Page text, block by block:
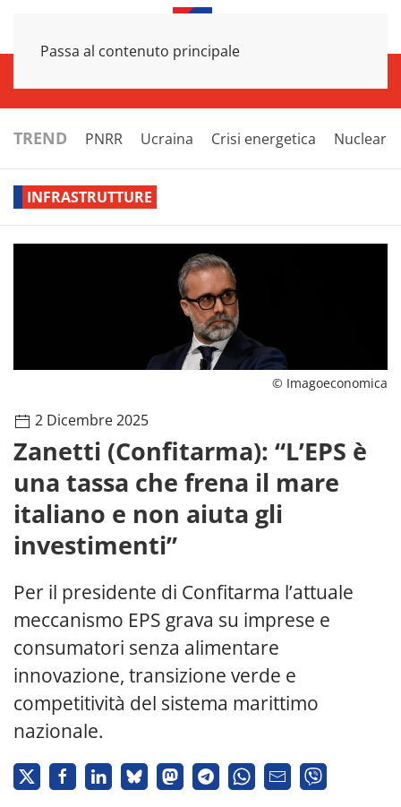
Passa al contenuto principale
TREND PNRR Ucraina Crisi energetica Nucleare
INFRASTRUTTURE
© Imagoeconomica
2 Dicembre 2025
Zanetti (Confitarma): “L’EPS è
una tassa che frena il mare
italiano e non aiuta gli
investimenti”
Per il presidente di Confitarma l’attuale
meccanismo EPS grava su imprese e
consumatori senza alimentare
innovazione, transizione verde e
competitività del sistema marittimo
nazionale.